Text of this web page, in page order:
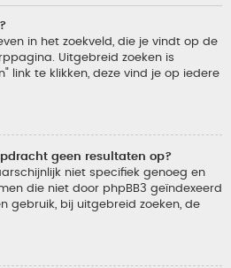
in het zoekveld, die je vindt op de
Uitgebreid zoeken is
link te klikken, deze vind je op iedere
geen resultaten op?
niet specifiek genoeg en
die niet door phpBB3 geïndexeerd
gebruik, bij uitgebreid zoeken, de